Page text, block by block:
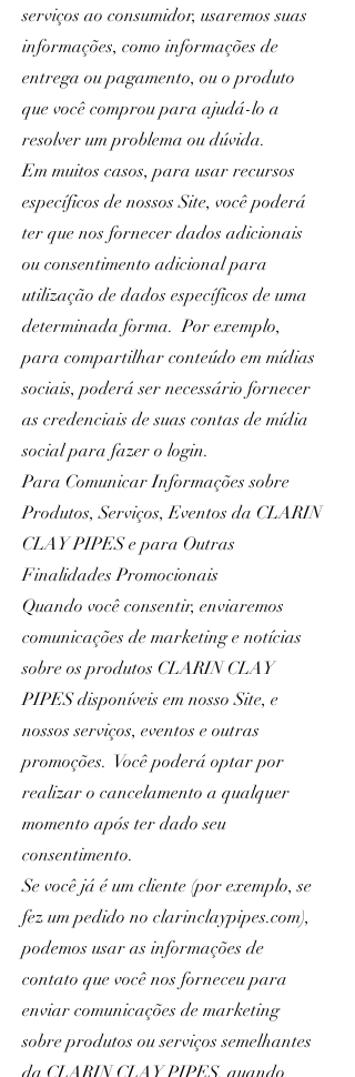
serviços ao consumidor, usaremos suas
informações, como informações de
entrega ou pagamento, ou o produto
que você comprou para ajudá-lo a
resolver um problema ou dúvida.
Em muitos casos, para usar recursos
específicos de nossos Site, você poderá
ter que nos fornecer dados adicionais
ou consentimento adicional para
utilização de dados específicos de uma
determinada forma. Por exemplo,
para compartilhar conteúdo em mídias
sociais, poderá ser necessário fornecer
as credenciais de suas contas de mídia
social para fazer o login.
Para Comunicar Informações sobre
Produtos, Serviços, Eventos da CLARIN
CLAY PIPES e para Outras
Finalidades Promocionais
Quando você consentir, enviaremos
comunicações de marketing e notícias
sobre os produtos CLARIN CLAY
PIPES disponíveis em nosso Site, e
nossos serviços, eventos e outras
promoções. Você poderá optar por
realizar o cancelamento a qualquer
momento após ter dado seu
consentimento.
Se você já é um cliente (por exemplo, se
fez um pedido no clarinclaypipes.com),
podemos usar as informações de
contato que você nos forneceu para
enviar comunicações de marketing
sobre produtos ou serviços semelhantes
da CLARIN CLAY PIPES, quando